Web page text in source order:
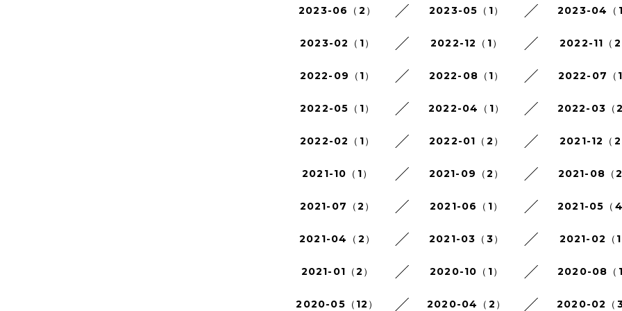
2023-06（2） 2023-05（1） 2023-04（1
2023-02（1） 2022-12（1） 2022-11（2
2022-09（1） 2022-08（1） 2022-07（1
2022-05（1） 2022-04（1） 2022-03（2
2022-02（1） 2022-01（2） 2021-12（2
2021-10（1） 2021-09（2） 2021-08（2
2021-07（2） 2021-06（1） 2021-05（4
2021-04（2） 2021-03（3） 2021-02（1
2021-01（2） 2020-10（1） 2020-08（1
2020-05（12） 2020-04（2） 2020-02（3